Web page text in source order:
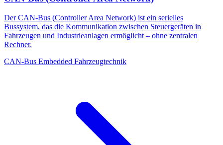
Der CAN-Bus (Controller Area Network) ist ein serielles
Bussystem, das die Kommunikation zwischen Steuergeräten in
Fahrzeugen und Industrieanlagen ermöglicht – ohne zentralen
Rechner.
CAN-Bus Embedded Fahrzeugtechnik